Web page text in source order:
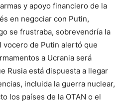
y apoyo financiero de la
en negociar con Putin,
se frustraba, sobrevendría la
vocero de Putin alertó que
a Ucrania será
Rusia está dispuesta a llegar
incluida la guerra nuclear,
los países de la OTAN o el